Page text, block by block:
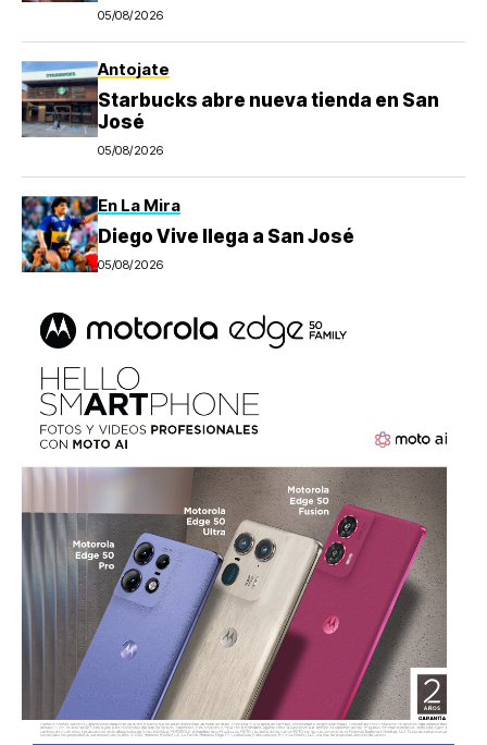
05/08/2026
Antojate
Starbucks abre nueva tienda en San
José
05/08/2026
En La Mira
Diego Vive llega a San José
05/08/2026